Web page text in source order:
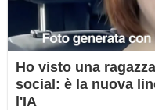
Ho visto una
social: è la nuova
l'IA